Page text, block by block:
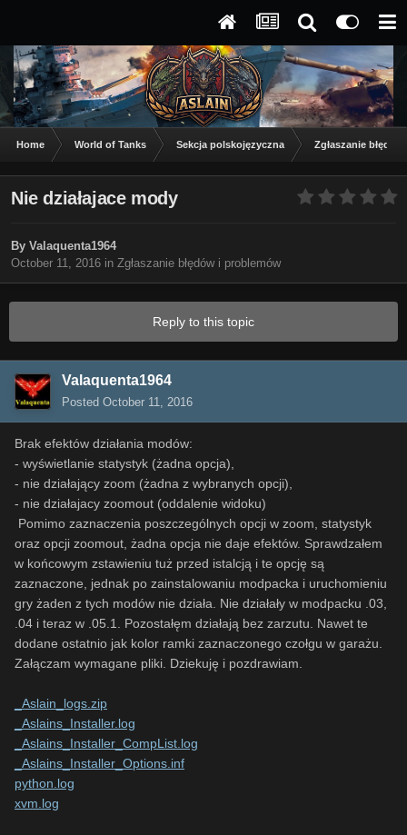
Home World of Tanks Sekcja polskojęzyczna Zgłaszanie
Nie działajace mody
By Valaquenta1964
October 11, 2016 in Zgłaszanie błędów i problemów
Reply to this topic
Valaquenta1964
Posted October 11, 2016
Brak efektów działania modów:
- wyświetlanie statystyk (żadna opcja),
- nie działający zoom (żadna z wybranych opcji),
- nie działajacy zoomout (oddalenie widoku)
Pomimo zaznaczenia poszczególnych opcji w zoom, statystyk
oraz opcji zoomout, żadna opcja nie daje efektów. Sprawdzałem
w końcowym zstawieniu tuż przed istalcją i te opcję są
zaznaczone, jednak po zainstalowaniu modpacka i uruchomieniu
gry żaden z tych modów nie działa. Nie działały w modpacku .03,
.04 i teraz w .05.1. Pozostałęm działają bez zarzutu. Nawet te
dodane ostatnio jak kolor ramki zaznaczonego czołgu w garażu.
Załączam wymagane pliki. Dziekuję i pozdrawiam.
_Aslain_logs.zip
_Aslains_Installer.log
_Aslains_Installer_CompList.log
_Aslains_Installer_Options.inf
python.log
xvm.log